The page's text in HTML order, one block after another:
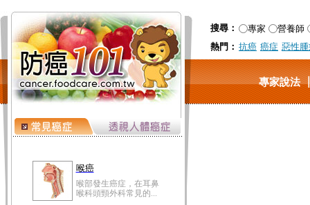
搜尋： 專家
營養師
熱門： 抗癌 癌症 惡性
專家說法
喉癌
喉部發生癌症，在耳鼻
喉科頭頸外科常見的...